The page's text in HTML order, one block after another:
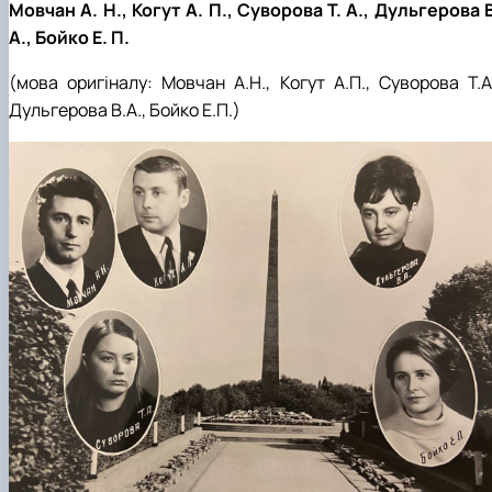
Мовчан А. Н., Когут А. П., Суворова Т. А., Дульгерова
А., Бойко Е. П.
(мова оригіналу: Мовчан А.Н., Когут А.П., Суворова
Дульгерова В.А., Бойко Е.П.)